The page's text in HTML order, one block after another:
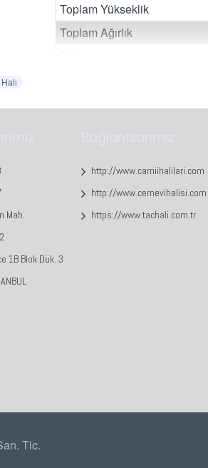
Toplam Yükseklik
Toplam Ağırlık
Paket içeriği (Adeti)
Web sayfamızda
olabilir.
Özel sipariş ürünlerde
Mah.
1B Blok Dük. 3
Bağlantılarımız
http://www.camiihalilari.com
http://www.cemevihalisi.com
https://www.tachali.com.tr
Tic.